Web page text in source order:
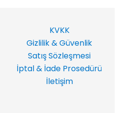
KVKK
Gizlilik & Güvenlik
Satış Sözleşmesi
İptal & İade Prosedürü
İletişim